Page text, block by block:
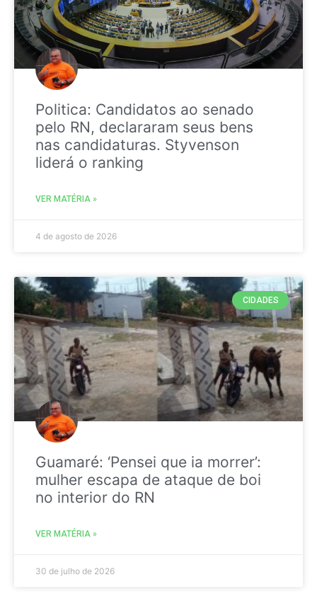
Politica: Candidatos ao senado
pelo RN, declararam seus bens
nas candidaturas. Styvenson
liderá o ranking
VER MATÉRIA »
4 de agosto de 2026
CIDADES
Guamaré: ‘Pensei que ia morrer’:
mulher escapa de ataque de boi
no interior do RN
VER MATÉRIA »
30 de julho de 2026